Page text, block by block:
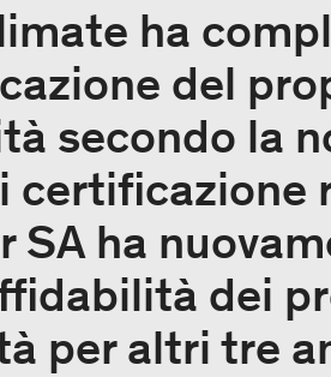
ha
del
secondo la
certificazione
SA ha
dei
per altri tre